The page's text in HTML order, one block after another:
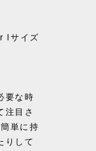
lサイズ
要な時
注目さ
単に持
りして